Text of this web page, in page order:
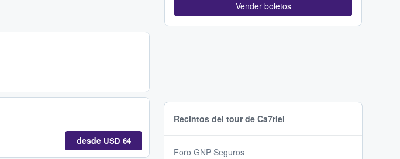
desde USD 64
Vender boletos
Recintos del tour de Ca7riel
Foro GNP Seguros